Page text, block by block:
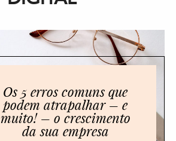
Os 5 erros comuns que
podem atrapalhar – e
muito! – o crescimento
da sua empresa